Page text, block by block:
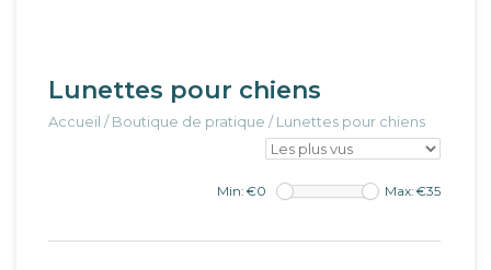
Lunettes pour chiens
Accueil /Boutique de pratique /Lunettes pour chiens
Min: €0 Max: €35